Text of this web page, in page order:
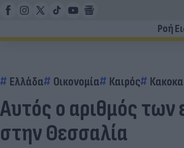
Ροή
Ελλάδα Οικονομία Καιρός
Αυτός ο αριθμός
στην Θεσσαλία